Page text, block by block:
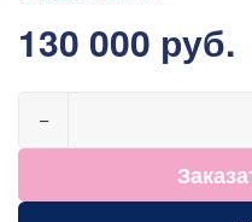
130 000 руб.
−